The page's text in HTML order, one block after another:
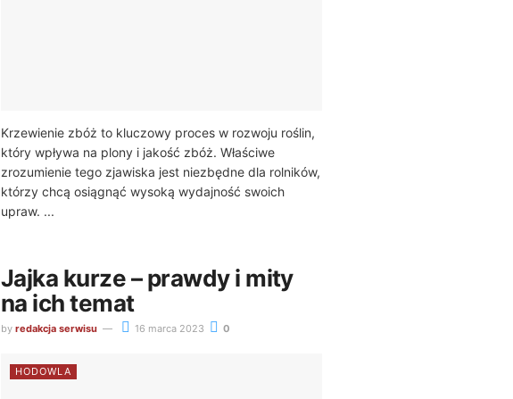
Krzewienie zbóż to kluczowy proces w rozwoju roślin,
który wpływa na plony i jakość zbóż. Właściwe
zrozumienie tego zjawiska jest niezbędne dla rolników,
którzy chcą osiągnąć wysoką wydajność swoich
upraw. ...
Jajka kurze – prawdy i mity
na ich temat
by redakcja serwisu 16 marca 2023 0
HODOWLA